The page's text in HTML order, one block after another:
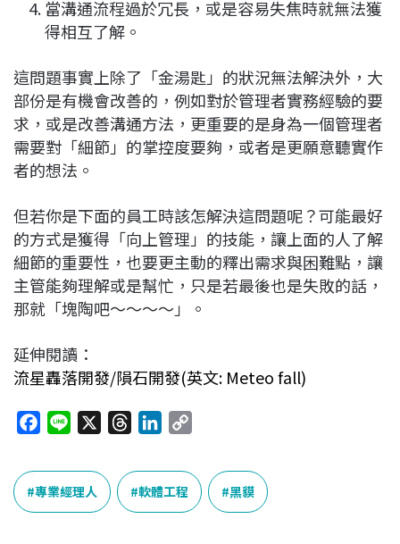
當溝通流程過於冗長，或是容易失焦時就無法獲
得相互了解。
這問題事實上除了「金湯匙」的狀況無法解決外，大
部份是有機會改善的，例如對於管理者實務經驗的要
求，或是改善溝通方法，更重要的是身為一個管理者
需要對「細節」的掌控度要夠，或者是更願意聽實作
者的想法。
但若你是下面的員工時該怎解決這問題呢？可能最好
的方式是獲得「向上管理」的技能，讓上面的人了解
細節的重要性，也要更主動的釋出需求與困難點，讓
主管能夠理解或是幫忙，只是若最後也是失敗的話，
那就「塊陶吧～～～～」。
延伸閱讀：
流星轟落開發/隕石開發(英文: Meteo fall)
c
e
b
n
e
r
e
a
n
k
e
p
L
專業經理人 軟體工程 黑貘